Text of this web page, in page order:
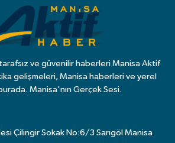
ve güvenilir haberleri Manisa Aktif
gelişmeleri, Manisa haberleri ve yerel
Manisa'nın Gerçek Sesi.
Çilingir Sokak No:6/3 Sarıgöl Manisa